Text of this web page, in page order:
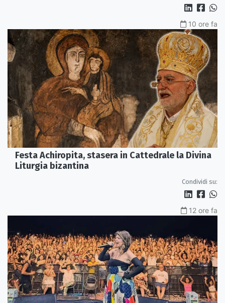
10 ore fa
Festa Achiropita, stasera in Cattedrale la Divina
Liturgia bizantina
Condividi su:
12 ore fa